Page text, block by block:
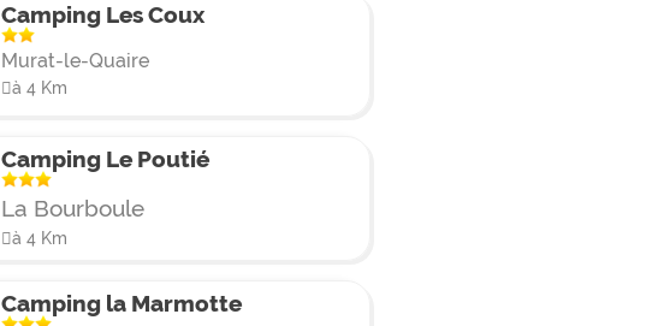
Camping Les Coux
Murat-le-Quaire
à 4 Km
Camping Le Poutié
La Bourboule
à 4 Km
Camping la Marmotte